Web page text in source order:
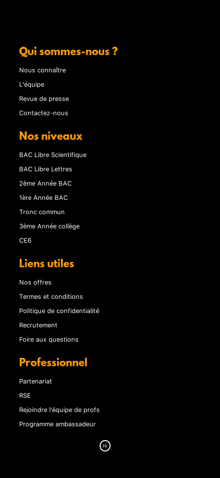
Qui sommes-nous ?
Nous connaître
L'équipe
Revue de presse
Contactez-nous
Nos niveaux
BAC Libre Scientifique
BAC Libre Lettres
2ème Année BAC
1ère Année BAC
Tronc commun
3ème Année collège
CE6
Liens utiles
Nos offres
Termes et conditions
Politique de confidentialité
Recrutement
Foire aux questions
Professionnel
Partenariat
RSE
Rejoindre l'équipe de profs
Programme ambassadeur